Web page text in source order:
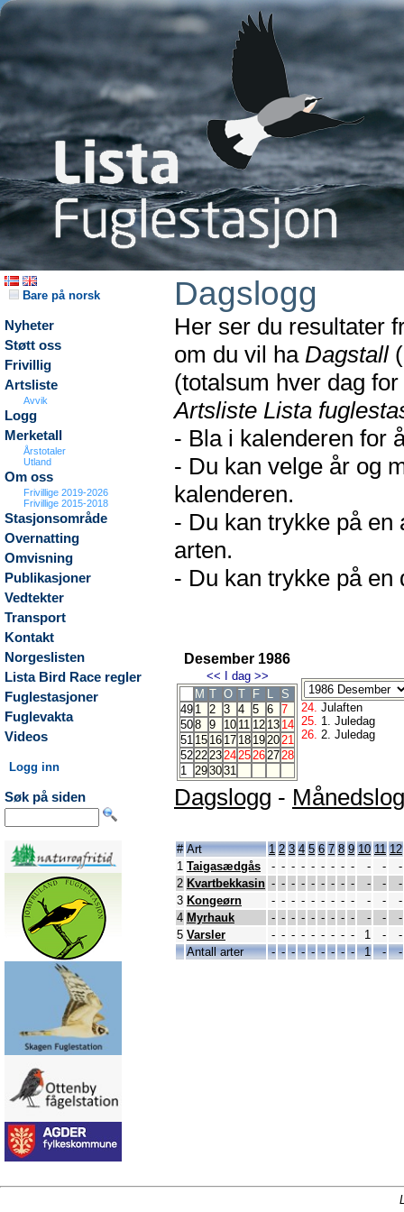
Bare på norsk
Nyheter
Støtt oss
Frivillig
Artsliste
Avvik
Logg
Merketall
Årstotaler
Utland
Om oss
Frivillige 2019-2026
Frivillige 2015-2018
Stasjonsområde
Overnatting
Omvisning
Publikasjoner
Vedtekter
Transport
Kontakt
Norgeslisten
Lista Bird Race regler
Fuglestasjoner
Fuglevakta
Videos
Logg inn
Søk på siden
Dagslogg
Her ser du resultater
om du vil ha Dagstall
(totalsum hver dag
Artsliste Lista
- Bla i kalenderen for
- Du kan velge år og
kalenderen.
- Du kan trykke på en
arten.
- Du kan trykke på en
Desember 1986
<< I dag >>
M T O T F L
S
49 1 2 3 4 5 6 7
508 9 10 11 12 13 14
51 15 16 17 18 192021
5222232425262728
1 293031
24. Julaften
25. 1. Juledag
26. 2. Juledag
Dagslogg -
# Art 1 2 3 4 5 6 7 8 9 10 11 12
1 Taigasædgås - - - - - - - - - - -
-
2 Kvartbekkasin - - - - - - - - - - -
-
3 Kongeørn - - - - - - - - - - -
-
4 Myrhauk - - - - - - - - - - -
-
5 Varsler - - - - - - - - - 1 -
-
Antall arter
- - - - - - - - - 1 - -